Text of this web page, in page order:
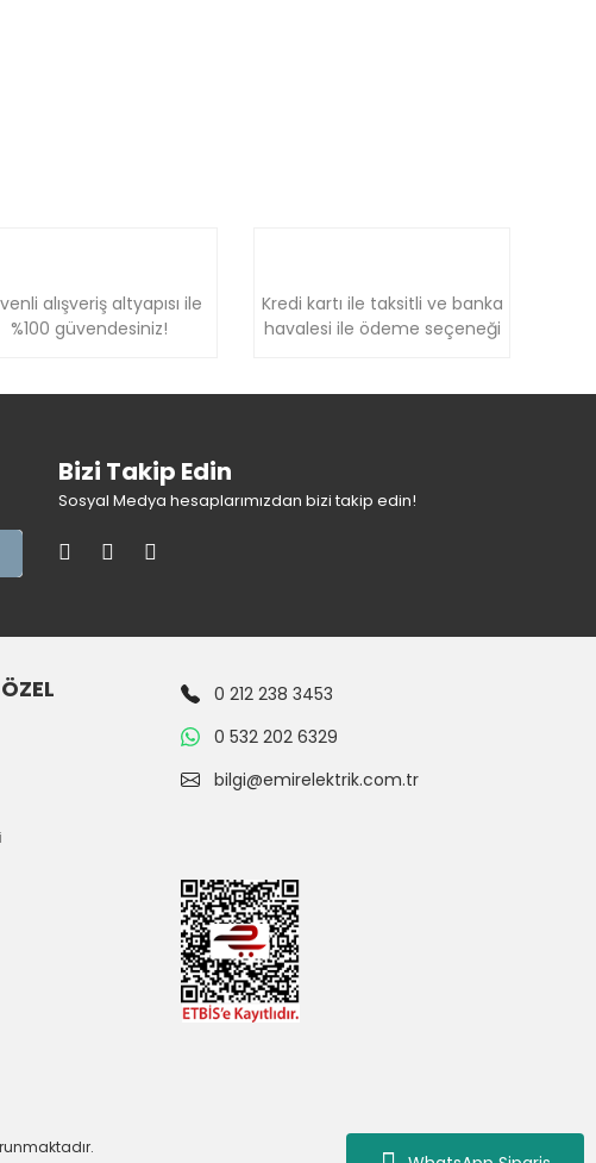
alışveriş altyapısı ile
%100 güvendesiniz!
Kredi kartı ile taksitli ve banka
havalesi ile ödeme seçeneği
Bizi Takip Edin
Sosyal Medya hesaplarımızdan bizi takip edin!
0 212 238 3453
0 532 202 6329
bilgi@emirelektrik.com.tr